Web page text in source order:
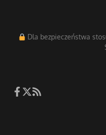
Dla bezpieczeństwa